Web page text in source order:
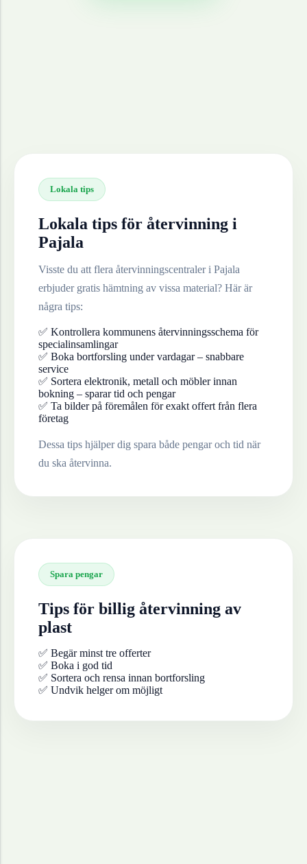
Lokala tips
Lokala tips för återvinning i
Pajala
Visste du att flera återvinningscentraler i Pajala
erbjuder gratis hämtning av vissa material? Här är
några tips:
✅ Kontrollera kommunens återvinningsschema för
specialinsamlingar
✅ Boka bortforsling under vardagar – snabbare
service
✅ Sortera elektronik, metall och möbler innan
bokning – sparar tid och pengar
✅ Ta bilder på föremålen för exakt offert från flera
företag
Dessa tips hjälper dig spara både pengar och tid när
du ska återvinna.
Spara pengar
Tips för billig återvinning av
plast
✅ Begär minst tre offerter
✅ Boka i god tid
✅ Sortera och rensa innan bortforsling
✅ Undvik helger om möjligt